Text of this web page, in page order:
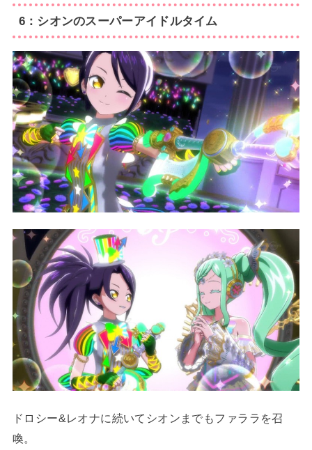
6：シオンのスーパーアイドルタイム
ドロシー&レオナに続いてシオンまでもファララを召
喚。